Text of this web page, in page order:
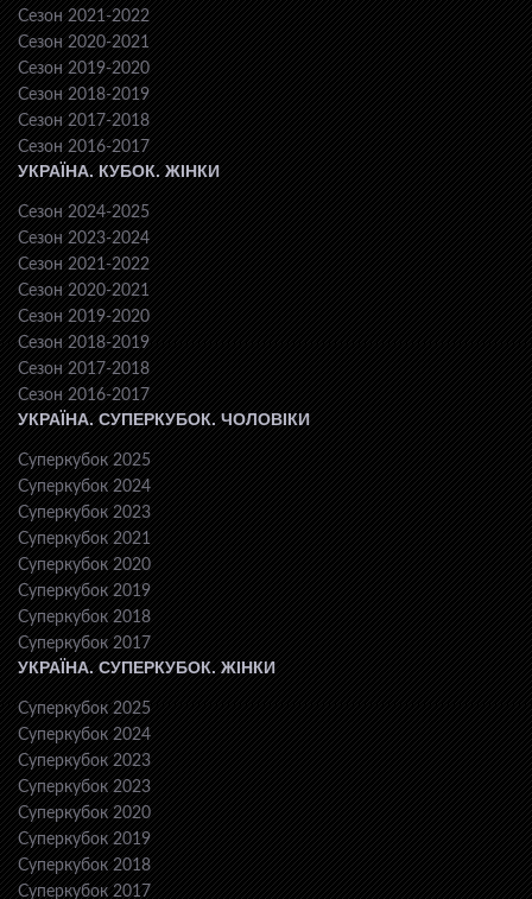
Сезон 2021-2022
Сезон 2020-2021
Сезон 2019-2020
Сезон 2018-2019
Сезон 2017-2018
Сезон 2016-2017
УКРАЇНА. КУБОК. ЖІНКИ
Сезон 2024-2025
Сезон 2023-2024
Сезон 2021-2022
Сезон 2020-2021
Сезон 2019-2020
Сезон 2018-2019
Сезон 2017-2018
Сезон 2016-2017
УКРАЇНА. СУПЕРКУБОК. ЧОЛОВІКИ
Суперкубок 2025
Суперкубок 2024
Суперкубок 2023
Суперкубок 2021
Суперкубок 2020
Суперкубок 2019
Суперкубок 2018
Суперкубок 2017
УКРАЇНА. СУПЕРКУБОК. ЖІНКИ
Суперкубок 2025
Суперкубок 2024
Суперкубок 2023
Суперкубок 2023
Суперкубок 2020
Суперкубок 2019
Суперкубок 2018
Суперкубок 2017